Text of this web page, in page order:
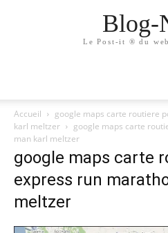
Blog-
Le Post-it ® du
Accueil
google maps carte routiere
karl meltzer
google maps carte
man karl meltzer
google maps carte
express run
meltzer